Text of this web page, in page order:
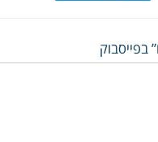
בפייסבוק